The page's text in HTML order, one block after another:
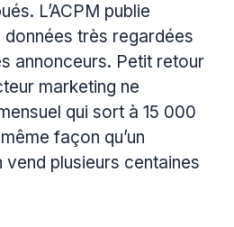
L’ACPM publie
données très regardées
annonceurs. Petit retour
marketing ne
qui sort à 15 000
façon qu’un
vend plusieurs centaines